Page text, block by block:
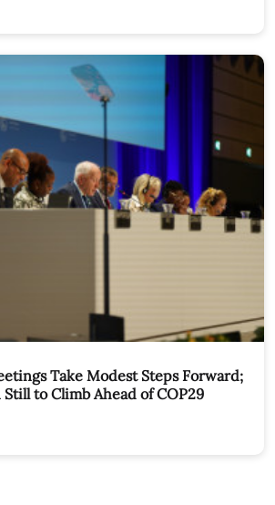
Take Modest Steps Forward;
to Climb Ahead of COP29